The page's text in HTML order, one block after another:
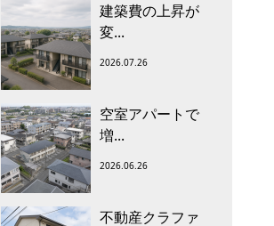
建築費の上昇が
変...
2026.07.26
空室アパートで
増...
2026.06.26
不動産クラファ